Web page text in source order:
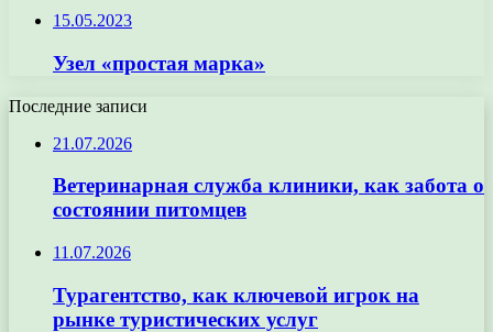
15.05.2023
Узел «простая марка»
Последние записи
21.07.2026
Ветеринарная служба клиники, как забота о
состоянии питомцев
11.07.2026
Турагентство, как ключевой игрок на
рынке туристических услуг